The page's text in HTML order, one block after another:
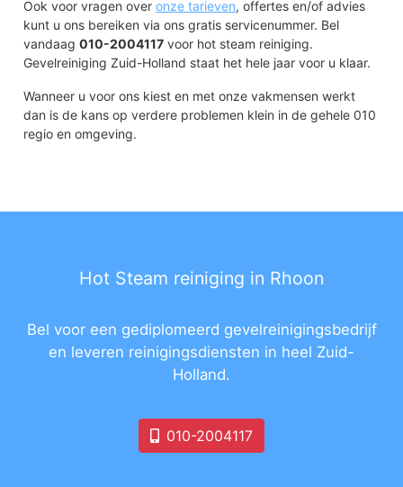
Ook voor vragen overonze tarieven, offertes en/of advies
kunt u ons bereiken via ons gratis servicenummer. Bel
vandaag010-2004117 voor hot steam reiniging.
Gevelreiniging Zuid-Holland staat het hele jaar voor u klaar.
Wanneer u voor ons kiest en met onze vakmensen werkt
dan is de kans op verdere problemen klein in de gehele 010
regio en omgeving.
Hot Steam reiniging in Rhoon
Bel voor een gediplomeerd gevelreinigingsbedrijf
en leveren reinigingsdiensten in heel Zuid-
Holland.
010-2004117